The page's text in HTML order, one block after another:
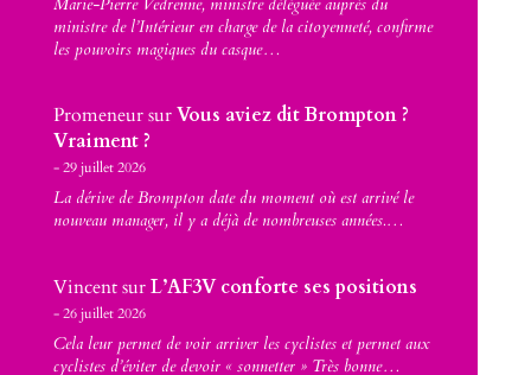
ministre de l’Intérieur en charge de la citoyenneté, confirme
les pouvoirs magiques du casque…
PromeneursurVous aviez dit Brompton ?
Vraiment ?
29 juillet 2026
La dérive de Brompton date du moment où est arrivé le
nouveau manager, il y a déjà de nombreuses années.…
VincentsurL’AF3V conforte ses positions
26 juillet 2026
Cela leur permet de voir arriver les cyclistes et permet aux
cyclistes d’éviter de devoir « sonnetter » Très bonne…